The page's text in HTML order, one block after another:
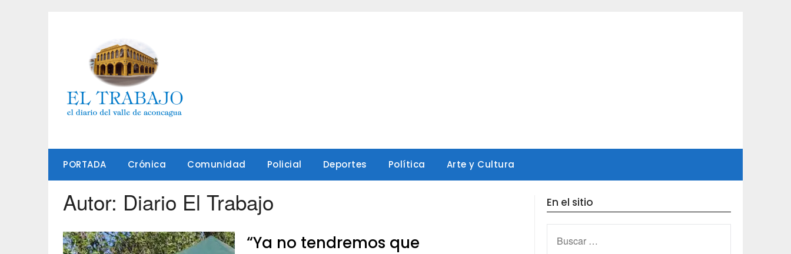
PORTADA Crónica Comunidad Policial Deportes Política Arte y Cultura
Autor: Diario El Trabajo
“Ya no tendremos que
En el sitio